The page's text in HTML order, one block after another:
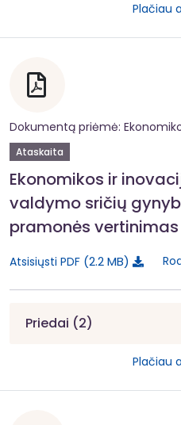
Plačiau
Dokumentą priėmė:
Ataskaita
Ekonomikos ir
valdymo sričių
pramonės vertinimas
Atsisiųsti PDF 2.2 MB
Priedai (2)
Plačiau